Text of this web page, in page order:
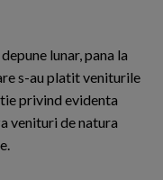
lunar, pana la
s-au platit veniturile
privind evidenta
venituri de natura